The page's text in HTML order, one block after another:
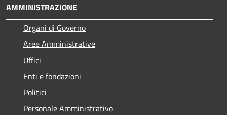
AMMINISTRAZIONE
Organi di Governo
Aree Amministrative
Uffici
Enti e fondazioni
Politici
Personale Amministrativo